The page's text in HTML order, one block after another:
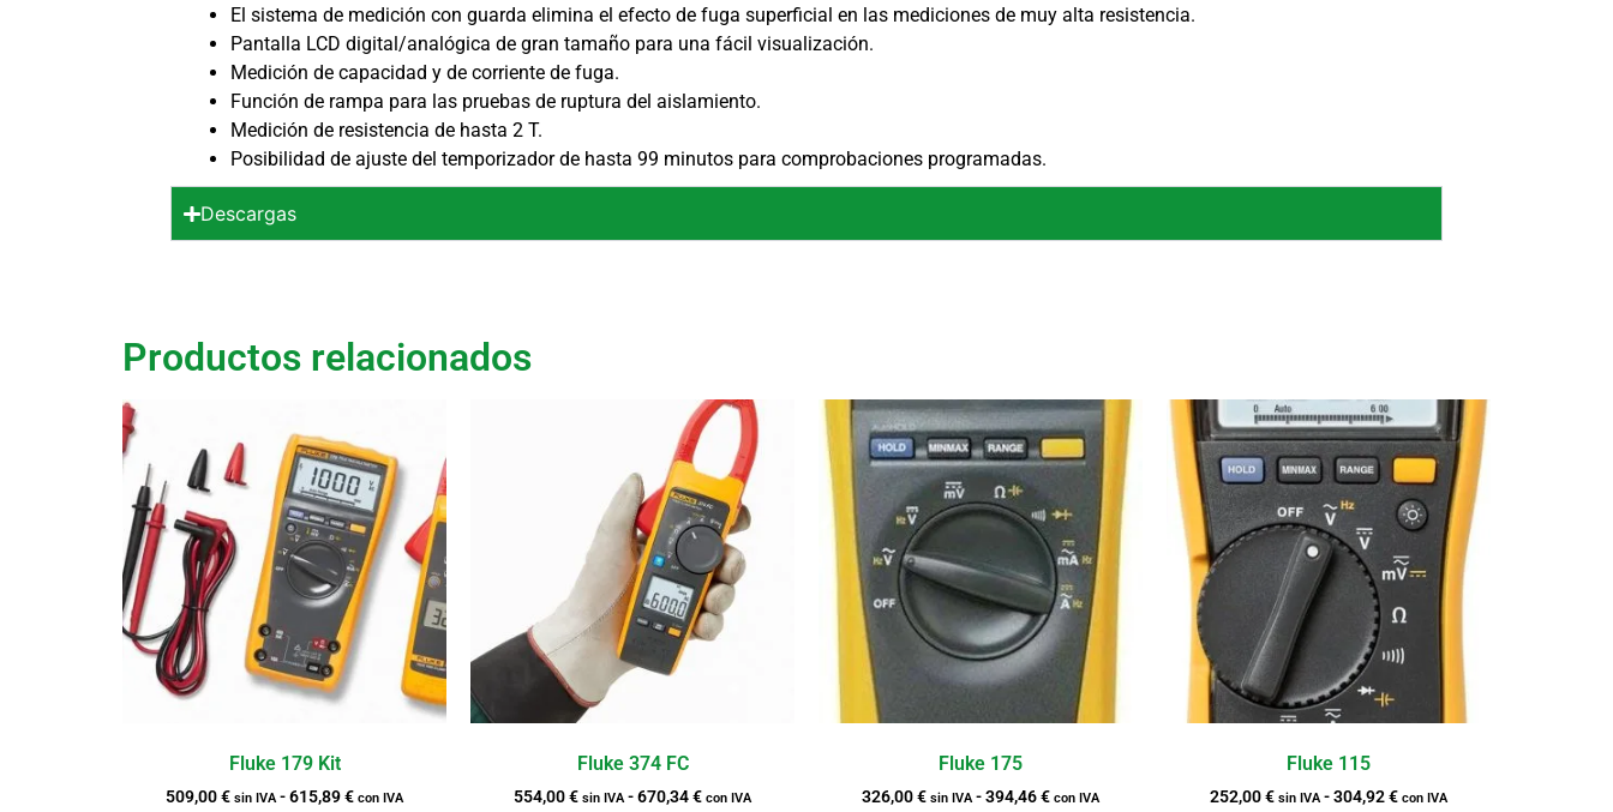
El sistema de medición con guarda elimina el efecto de fuga superficial en las mediciones de muy alta resistencia.
Pantalla LCD digital/analógica de gran tamaño para una fácil visualización.
Medición de capacidad y de corriente de fuga.
Función de rampa para las pruebas de ruptura del aislamiento.
Medición de resistencia de hasta 2 T.
Posibilidad de ajuste del temporizador de hasta 99 minutos para comprobaciones programadas.
Descargas
Productos relacionados
Fluke 179 Kit
509,00€ sin IVA-615,89€ con IVA
Fluke 374 FC
554,00€ sin IVA-670,34€ con IVA
Fluke 175
326,00€ sin IVA-394,46€ con IVA
Fluke 115
252,00€ sin IVA-304,92€ con IVA